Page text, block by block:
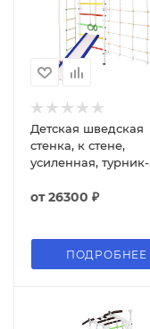
Детская шведская
стенка, к стене,
усиленная, турник-
канат, кольца,
от26300 ₽
ПОДРОБНЕЕ